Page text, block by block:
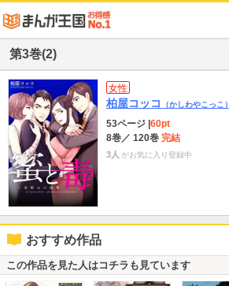
第3巻(2)
女性
柏屋コッコ （かしわやこっこ）
53ページ 60pt
8巻／ 120巻 完結
3人 がお気に入り登録中
おすすめ作品
この作品を見た人はコチラも見ています